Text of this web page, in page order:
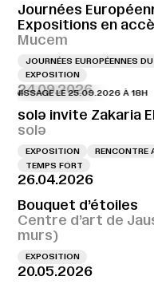
Journées
Expositions en
Mucem
JOURNÉES EUROPÉENNES
EXPOSITION
24.09.2026
LE 25.09.2026 À 18H
solə invite Zakaria
solə
EXPOSITION RENCONTRE
TEMPS FORT
26.04.2026
Bouquet d’étoiles
Centre d’art de
murs)
EXPOSITION
20.05.2026